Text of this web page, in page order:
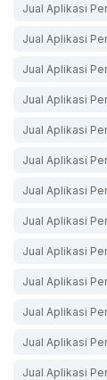
Jual Aplikasi
Jual Aplikasi
Jual Aplikasi
Jual Aplikasi
Jual Aplikasi
Jual Aplikasi
Jual Aplikasi
Jual Aplikasi
Jual Aplikasi
Jual Aplikasi
Jual Aplikasi
Jual Aplikasi
Jual Aplikasi